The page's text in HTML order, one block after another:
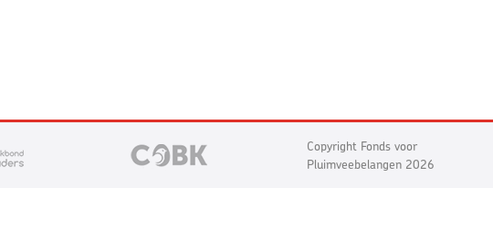
Copyright Fonds voor
Pluimveebelangen 2026